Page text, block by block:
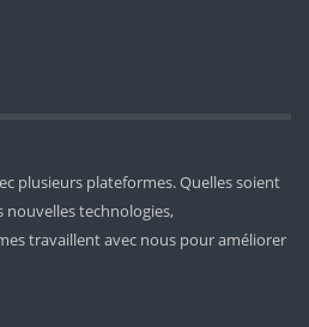
plusieurs plateformes. Quelles soient
nouvelles technologies,
travaillent avec nous pour améliorer